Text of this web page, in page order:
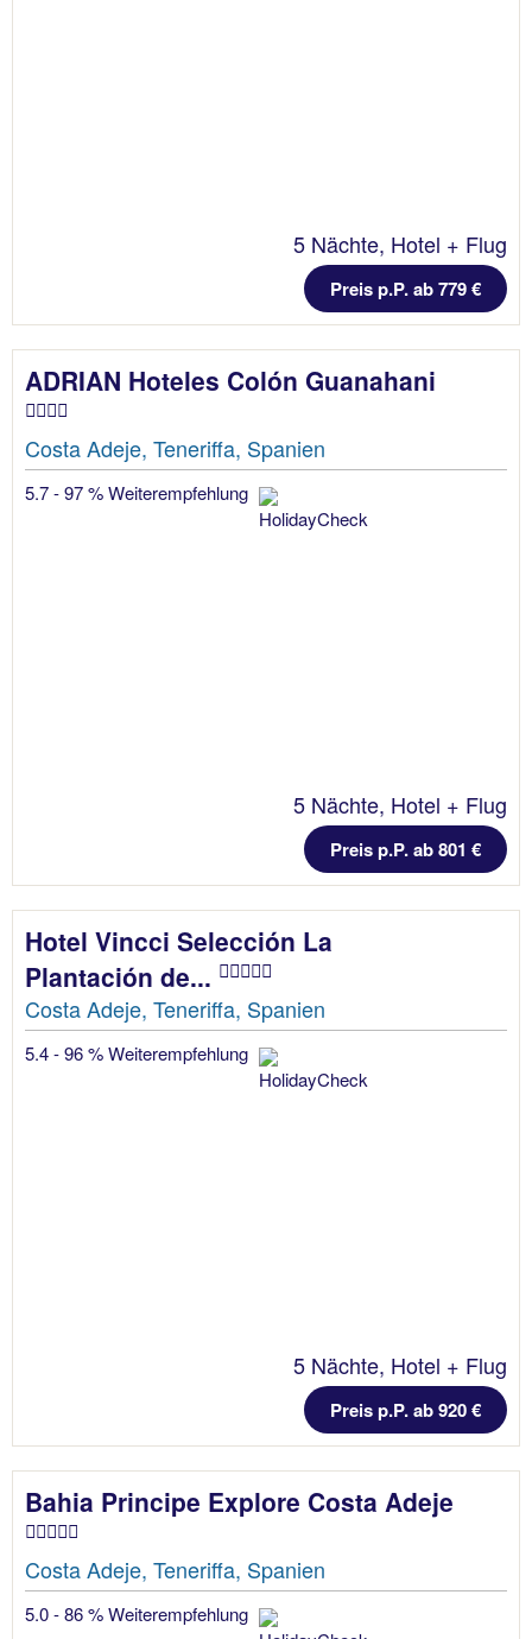
5 Nächte, Hotel + Flug
Preis p.P. ab 779 €
ADRIAN Hoteles Colón Guanahani
Costa Adeje, Teneriffa, Spanien
5.7 - 97 % Weiterempfehlung
5 Nächte, Hotel + Flug
Preis p.P. ab 801 €
Hotel Vincci Selección La
Plantación de...
Costa Adeje, Teneriffa, Spanien
5.4 - 96 % Weiterempfehlung
5 Nächte, Hotel + Flug
Preis p.P. ab 920 €
Bahia Principe Explore Costa Adeje
Costa Adeje, Teneriffa, Spanien
5.0 - 86 % Weiterempfehlung